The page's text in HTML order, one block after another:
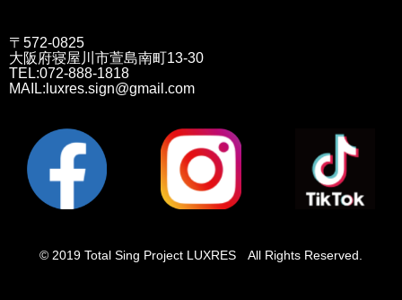
〒572-0825
大阪府寝屋川市萱島南町13-30
TEL:072-888-1818
MAIL:luxres.sign@gmail.com
© 2019 Total Sing Project LUXRES All Rights Reserved.